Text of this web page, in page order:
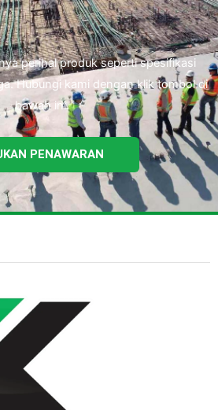
perihal produk seperti spesifikasi
Hubungi kami dengan klik tombol di
bawah ini.
PENAWARAN